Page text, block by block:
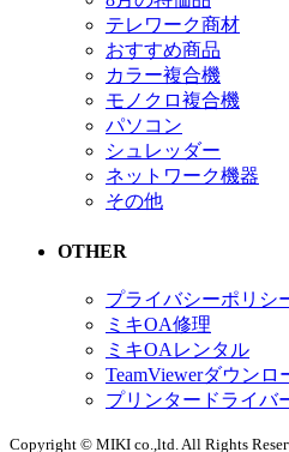
テレワーク商材
おすすめ商品
カラー複合機
モノクロ複合機
パソコン
シュレッダー
ネットワーク機器
その他
OTHER
プライバシーポリシ
ミキOA修理
ミキOAレンタル
TeamViewerダウンロ
プリンタードライバ
Copyright © MIKI co.,ltd. All Rights